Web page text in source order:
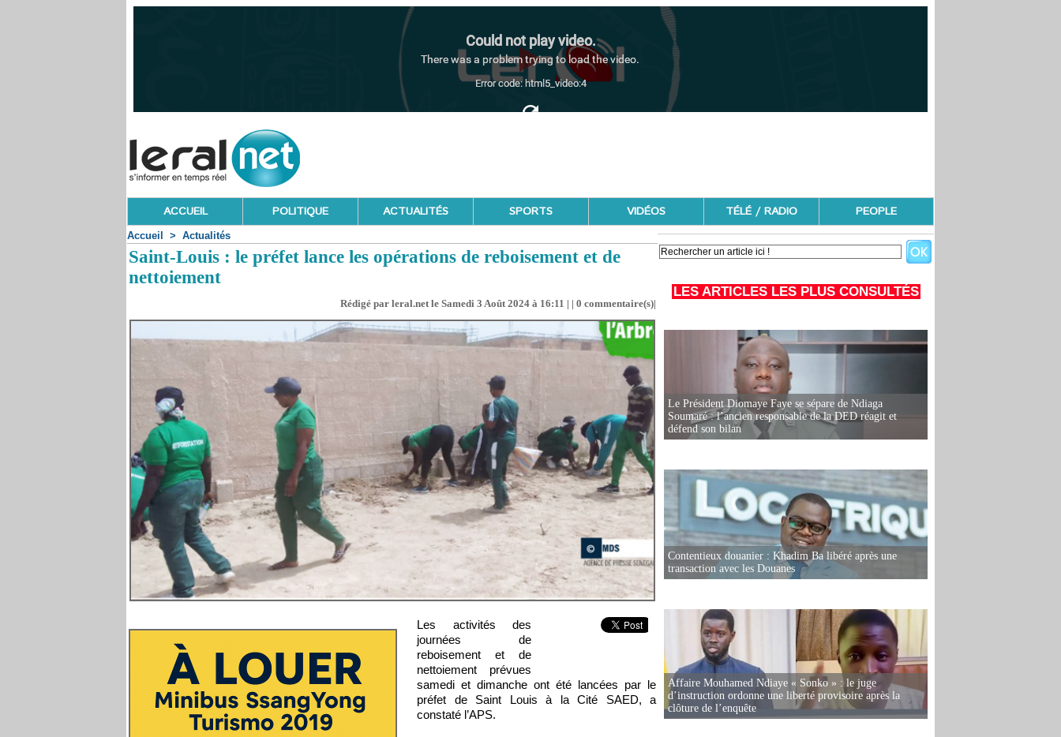
ACCUEIL POLITIQUE ACTUALITÉS SPORTS VIDÉOS TÉLÉ / RADIO PEOPLE
Accueil > Actualités
Saint-Louis : le préfet lance les opérations de reboisement et de
nettoiement
Rédigé par leral.net le Samedi 3 Août 2024 à 16:11 | | 0 commentaire(s)|
Les activités des
journées de
reboisement et de
nettoiement prévues
samedi et dimanche ont été lancées par le
préfet de Saint Louis à la Cité SAED, a
constaté l’APS.
LES ARTICLES LES PLUS CONSULTÉS
Le Président Diomaye Faye se sépare de Ndiaga
Soumaré : l’ancien responsable de la DED réagit et
défend son bilan
Contentieux douanier : Khadim Ba libéré après une
transaction avec les Douanes
Affaire Mouhamed Ndiaye « Sonko » : le juge
d’instruction ordonne une liberté provisoire après la
clôture de l’enquête